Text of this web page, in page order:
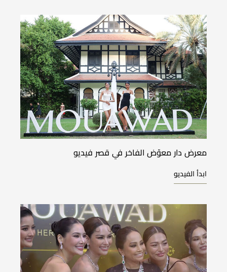
معرض دار معوّض الفاخر في قصر فيديو
ابدأ الفيديو